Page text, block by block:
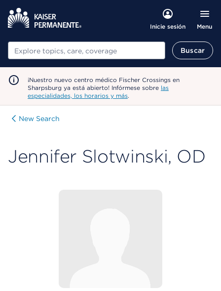
Inicie sesión Menu
Buscar Buscar
¡Nuestro nuevo centro médico Fischer Crossings en
Sharpsburg ya está abierto! Infórmese sobre las
especialidades, los horarios y más.
New Search
Jennifer Slotwinski, OD